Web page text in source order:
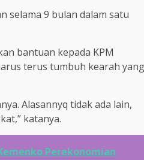
selama 9 bulan dalam satu
bantuan kepada KPM
terus tumbuh kearah yang
Alasannyq tidak ada lain,
katanya.
Perekonomian